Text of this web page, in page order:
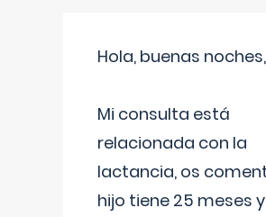
Hola, buenas noches,
Mi consulta está
relacionada con la
lactancia, os
hijo tiene 25 meses y